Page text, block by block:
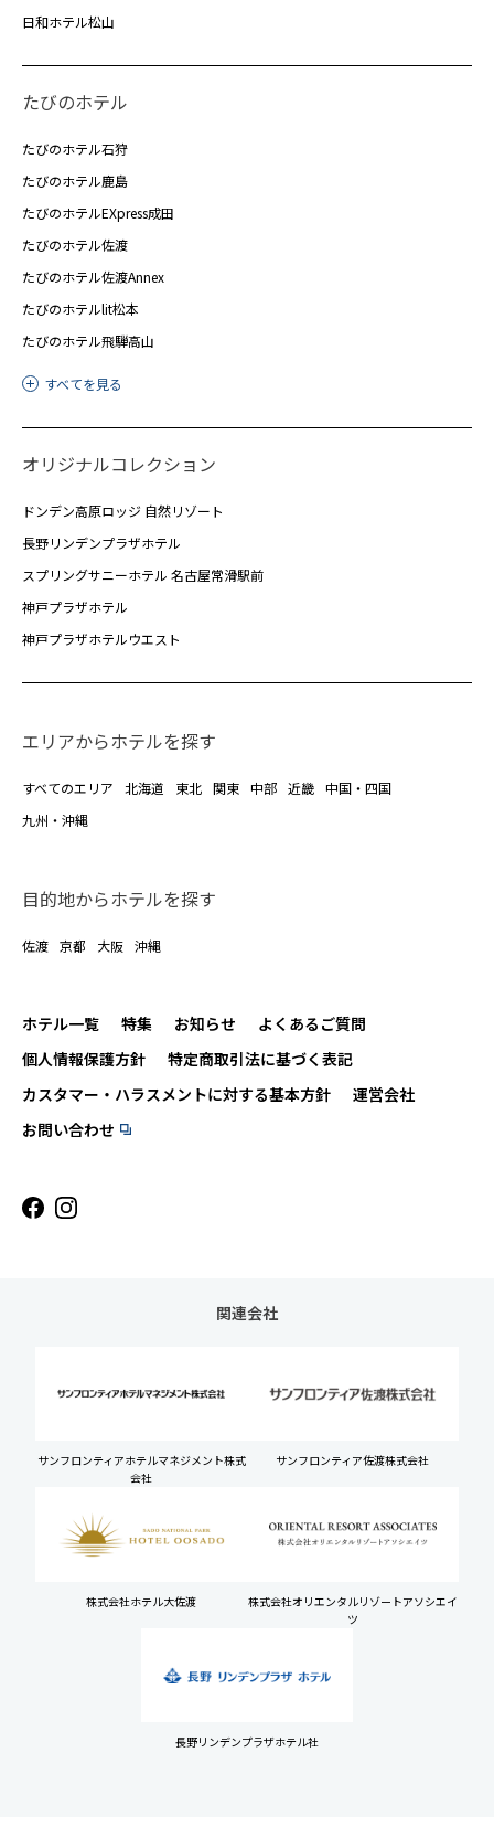
日和ホテル松山
たびのホテル
たびのホテル石狩
たびのホテル鹿島
たびのホテルEXpress成田
たびのホテル佐渡
たびのホテル佐渡Annex
たびのホテルlit松本
たびのホテル飛騨高山
すべてを見る
オリジナルコレクション
ドンデン高原ロッジ 自然リゾート
長野リンデンプラザホテル
スプリングサニーホテル 名古屋常滑駅前
神戸プラザホテル
神戸プラザホテルウエスト
エリアからホテルを探す
すべてのエリア 北海道 東北 関東 中部 近畿 中国・四国
九州・沖縄
目的地からホテルを探す
佐渡 京都 大阪 沖縄
ホテル一覧 特集 お知らせ
よくあるご質問
個人情報保護方針
特定商取引法に基づく表記
カスタマー・ハラスメントに対する基本方針
運営会社
お問い合わせ
関連会社
サンフロンティアホテルマネジメント株式
会社
サンフロンティア佐渡株式会社
株式会社ホテル大佐渡
株式会社オリエンタルリゾートアソシエイ
ツ
長野リンデンプラザホテル社